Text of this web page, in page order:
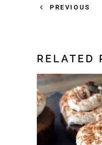
PREVIOUS
RELATED